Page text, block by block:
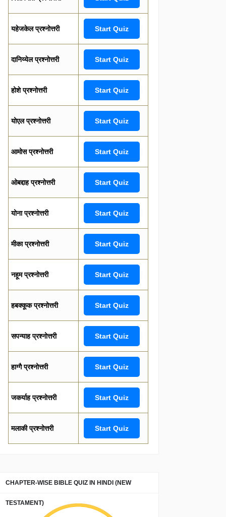
यहेजकेल प्रश्नोत्तरी Start Quiz
दानिय्येल प्रश्नोत्तरी Start Quiz
होशे प्रश्नोत्तरी Start Quiz
योएल प्रश्नोत्तरी Start Quiz
आमोस प्रश्नोत्तरी Start Quiz
ओबद्दाह प्रश्नोत्तरी Start Quiz
योना प्रश्नोत्तरी Start Quiz
मीका प्रश्नोत्तरी Start Quiz
नहूम प्रश्नोत्तरी Start Quiz
हबक्कूक प्रश्नोत्तरी Start Quiz
सपन्याह प्रश्नोत्तरी Start Quiz
हाग्गै प्रश्नोत्तरी Start Quiz
जकर्याह प्रश्नोत्तरी Start Quiz
मलाकी प्रश्नोत्तरी Start Quiz
CHAPTER-WISE BIBLE QUIZ IN HINDI (NEW
TESTAMENT)